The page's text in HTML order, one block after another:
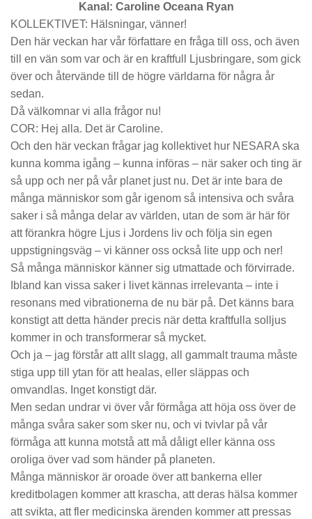
Kanal: Caroline Oceana Ryan
KOLLEKTIVET: Hälsningar, vänner!
Den här veckan har vår författare en fråga till oss, och även
till en vän som var och är en kraftfull Ljusbringare, som gick
över och återvände till de högre världarna för några år
sedan.
Då välkomnar vi alla frågor nu!
COR: Hej alla. Det är Caroline.
Och den här veckan frågar jag kollektivet hur NESARA ska
kunna komma igång – kunna införas – när saker och ting är
så upp och ner på vår planet just nu. Det är inte bara de
många människor som går igenom så intensiva och svåra
saker i så många delar av världen, utan de som är här för
att förankra högre Ljus i Jordens liv och följa sin egen
uppstigningsväg – vi känner oss också lite upp och ner!
Så många människor känner sig utmattade och förvirrade.
Ibland kan vissa saker i livet kännas irrelevanta – inte i
resonans med vibrationerna de nu bär på. Det känns bara
konstigt att detta händer precis när detta kraftfulla solljus
kommer in och transformerar så mycket.
Och ja – jag förstår att allt slagg, all gammalt trauma måste
stiga upp till ytan för att healas, eller släppas och
omvandlas. Inget konstigt där.
Men sedan undrar vi över vår förmåga att höja oss över de
många svåra saker som sker nu, och vi tvivlar på vår
förmåga att kunna motstå att må dåligt eller känna oss
oroliga över vad som händer på planeten.
Många människor är oroade över att bankerna eller
kreditbolagen kommer att krascha, att deras hälsa kommer
att svikta, att fler medicinska ärenden kommer att pressas